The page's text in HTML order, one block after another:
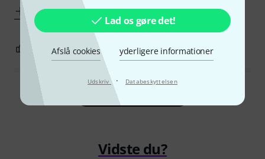
Lad os gøre det!
Afslå cookies yderligere informationer
Udskriv · Databeskyttelsen
Vis mere
0 ANMELD BEDØMMELSE
Læs alle anmeldelser
Vidste du?